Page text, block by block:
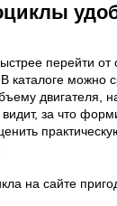
перейти от
каталоге можно
двигателя,
за что
на сайте